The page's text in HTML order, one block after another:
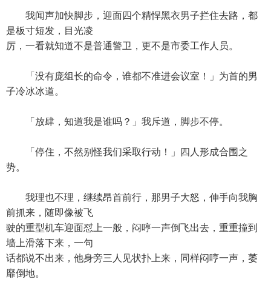
我闻声加快脚步，迎面四个精悍黑衣男子拦住去路，都
是板寸短发，目光凌
厉，一看就知道不是普通警卫，更不是市委工作人员。
「没有庞组长的命令，谁都不准进会议室！」为首的男
子冷冰冰道。
「放肆，知道我是谁吗？」我斥道，脚步不停。
「停住，不然别怪我们采取行动！」四人形成合围之
势。
我理也不理，继续昂首前行，那男子大怒，伸手向我胸
前抓来，随即像被飞
驶的重型机车迎面怼上一般，闷哼一声倒飞出去，重重撞到
墙上滑落下来，一句
话都说不出来，他身旁三人见状扑上来，同样闷哼一声，萎
靡倒地。